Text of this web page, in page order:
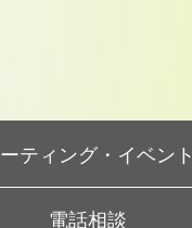
ティング・イベント
電話相談